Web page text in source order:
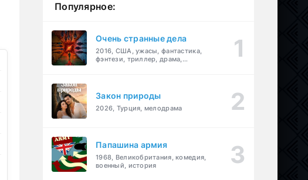
Популярное:
Очень странные дела
2016, США, ужасы, фантастика,
фэнтези, триллер, драма,
Закон природы
2026, Турция, мелодрама
Папашина армия
1968, Великобритания, комедия,
военный, история